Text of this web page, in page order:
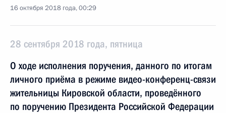
16 октября 2018 года, 00:29
28 сентября 2018 года, пятница
О ходе исполнения поручения, данного по итогам
личного приёма в режиме видео-конференц-связи
жительницы Кировской области, проведённого
по поручению Президента Российской Федерации